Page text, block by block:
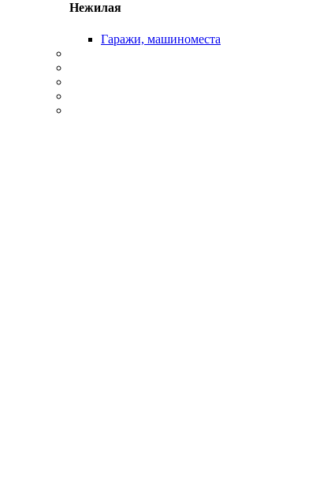
Нежилая
Гаражи, машиноместа